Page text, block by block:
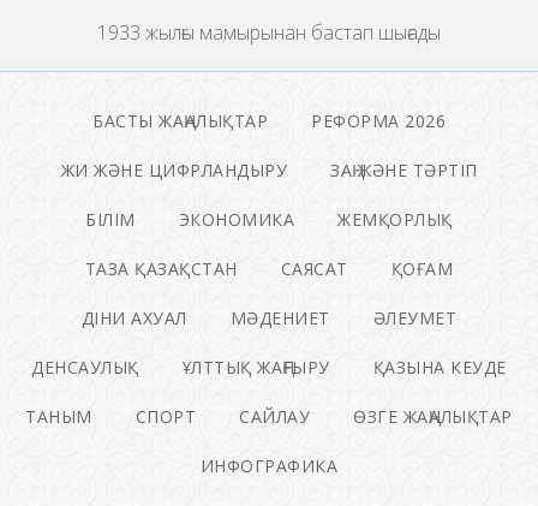
1933 жылғы мамырынан бастап шығады
БАСТЫ ЖАҢАЛЫҚТАР РЕФОРМА 2026
ЖИ ЖӘНЕ ЦИФРЛАНДЫРУ ЗАҢ ЖӘНЕ ТӘРТІП
БІЛІМ ЭКОНОМИКА ЖЕМҚОРЛЫҚ
ТАЗА ҚАЗАҚСТАН САЯСАТ ҚОҒАМ
ДІНИ АХУАЛ МӘДЕНИЕТ ӘЛЕУМЕТ
ДЕНСАУЛЫҚ ҰЛТТЫҚ ЖАҢҒЫРУ ҚАЗЫНА КЕУДЕ
ТАНЫМ СПОРТ САЙЛАУ ӨЗГЕ ЖАҢАЛЫҚТАР
ИНФОГРАФИКА